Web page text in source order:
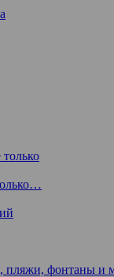
пляжи, фонтаны и